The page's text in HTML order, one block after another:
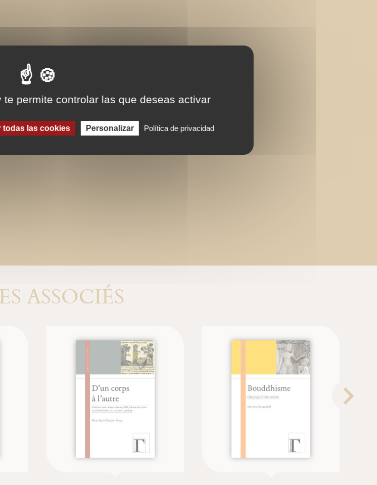
ASSOCIÉS
permite controlar las que deseas activar
todas las cookies Personalizar Política de privacidad